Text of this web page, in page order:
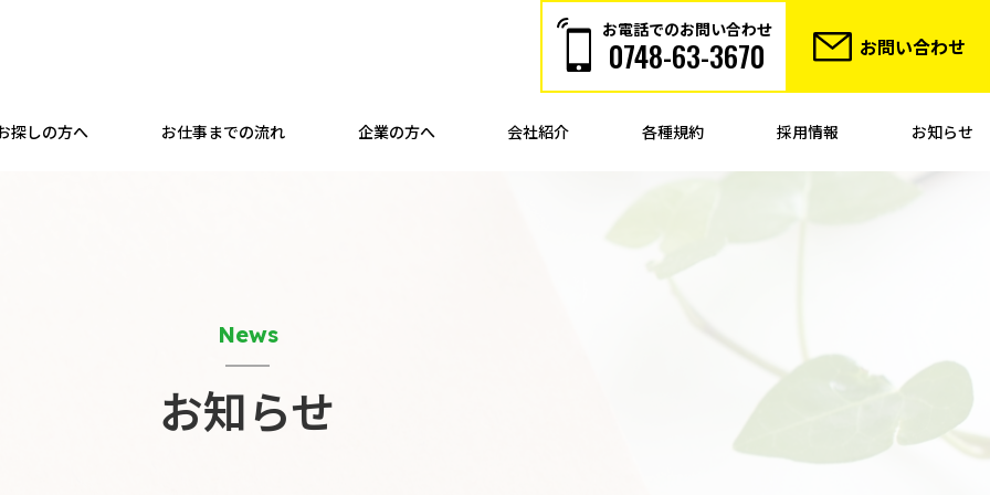
探しの方へ お仕事までの流れ 企業の方へ 会社紹介 各種規約 採用情報 お知らせ
お電話でのお問い合わせ
0748-63-3670 お問い合わせ
News
お知らせ